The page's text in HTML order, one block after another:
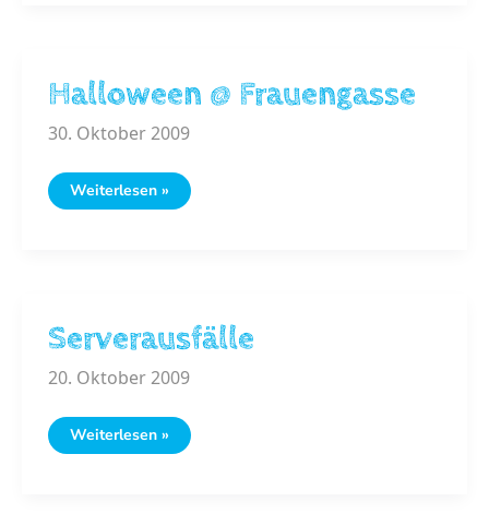
Halloween @ Frauengasse
30. Oktober 2009
Halloween
@
Weiterlesen »
Serverausfälle
20. Oktober 2009
Serverausfälle
Weiterlesen »